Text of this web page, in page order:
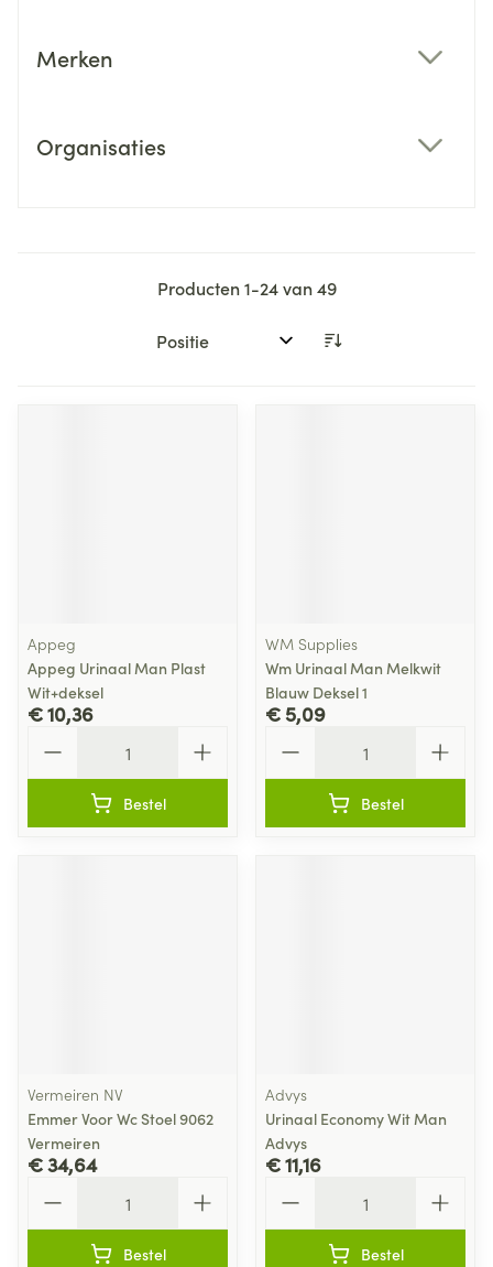
Merken
Organisaties
Producten1-24van49
Sorteer op:
Appeg
Appeg Urinaal Man Plast
Wit+deksel
€ 10,36
Bestel
WM Supplies
Wm Urinaal Man Melkwit
Blauw Deksel 1
€ 5,09
Bestel
Vermeiren NV
Emmer Voor Wc Stoel 9062
Vermeiren
€ 34,64
Bestel
Advys
Urinaal Economy Wit Man
Advys
€ 11,16
Bestel